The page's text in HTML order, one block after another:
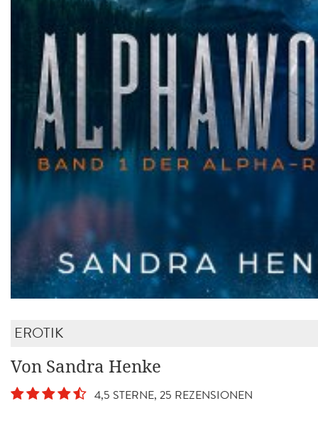
EROTIK
Von Sandra Henke
4,5 STERNE, 25 REZENSIONEN